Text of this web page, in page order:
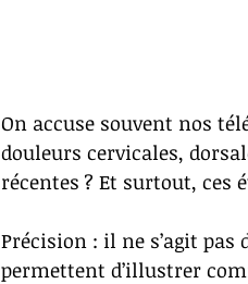
On accuse souvent nos
douleurs cervicales,
récentes ? Et surtout, ces
Précision : il ne s’agit
permettent d’illustrer